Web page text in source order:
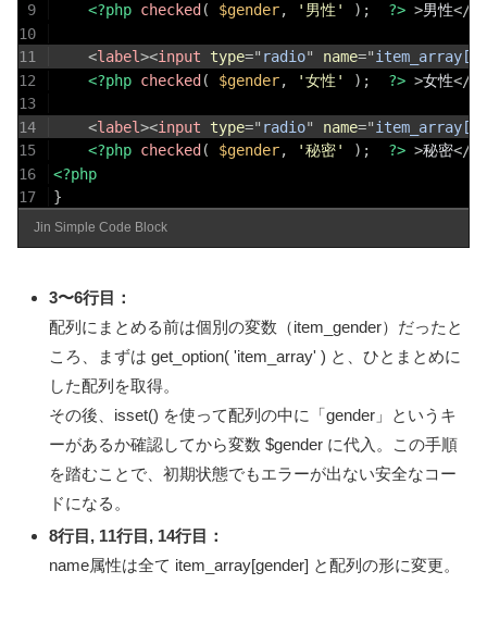
9
<?php checked ( $gender, '男性' ) ; ?> >男性</
10
11
<label><input type=" radio" name="
12
<?php checked( $gender, '女性' ) ; ?> >女性</
13
14
<label><input type=" radio" name="
15
<?php checked ( $gender, '秘密' ) ; ?> >秘密</
16
<?php
17
}
Jin Simple Code Block
3〜6行目：
配列にまとめる前は個別の変数（item_gender）だったと
ころ、まずは get_option( 'item_array' ) と、ひとまとめに
した配列を取得。
その後、isset() を使って配列の中に「gender」というキ
ーがあるか確認してから変数 $gender に代入。この手順
を踏むことで、初期状態でもエラーが出ない安全なコー
ドになる。
8行目, 11行目, 14行目：
name属性は全て item_array[gender] と配列の形に変更。